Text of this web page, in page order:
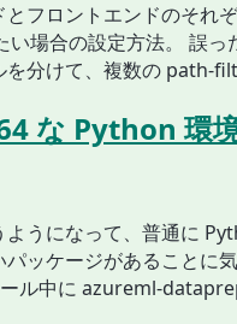
フロントエンドのそれ
い場合の設定方法。 誤
を分けて、複数の path-
な Python 環
うになって、普通に
ッケージがあることに
ル中に azureml-